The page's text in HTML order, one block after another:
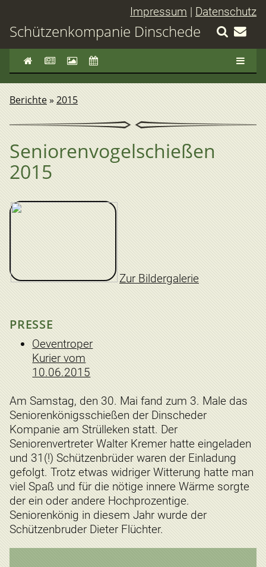
Impressum | Datenschutz
Schützenkompanie Dinschede
Berichte»2015
Seniorenvogelschießen
2015
Zur Bildergalerie
PRESSE
Oeventroper
Kurier vom
10.06.2015
Am Samstag, den 30. Mai fand zum 3. Male das
Seniorenkönigsschießen der Dinscheder
Kompanie am Strülleken statt. Der
Seniorenvertreter Walter Kremer hatte eingeladen
und 31(!) Schützenbrüder waren der Einladung
gefolgt. Trotz etwas widriger Witterung hatte man
viel Spaß und für die nötige innere Wärme sorgte
der ein oder andere Hochprozentige.
Seniorenkönig in diesem Jahr wurde der
Schützenbruder Dieter Flüchter.